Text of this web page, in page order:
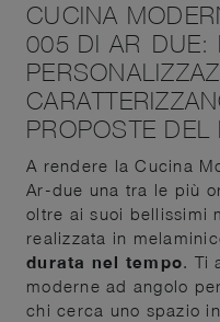
CUCINA
005 DI AR-DUE:
PROPOSTE DEL
A rendere la Cucina
Ar-due una tra le più
oltre ai suoi bellissimi
realizzata in
durata nel tempo. Ti
moderne ad angolo
chi cerca uno spazio